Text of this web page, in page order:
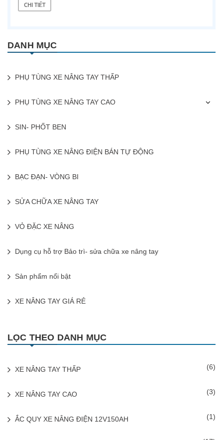
CHI TIẾT
DANH MỤC
PHỤ TÙNG XE NÂNG TAY THẤP
PHỤ TÙNG XE NÂNG TAY CAO
SIN- PHỐT BEN
PHỤ TÙNG XE NÂNG ĐIỆN BÁN TỰ ĐỘNG
BẠC ĐẠN- VÒNG BI
SỬA CHỮA XE NÂNG TAY
VỎ ĐẶC XE NÂNG
Dụng cụ hỗ trợ Bảo trì- sửa chữa xe nâng tay
Sản phẩm nổi bật
XE NÂNG TAY GIÁ RẺ
LỌC THEO DANH MỤC
XE NÂNG TAY THẤP (6)
XE NÂNG TAY CAO (3)
ẮC QUY XE NÂNG ĐIỆN 12V150AH (1)